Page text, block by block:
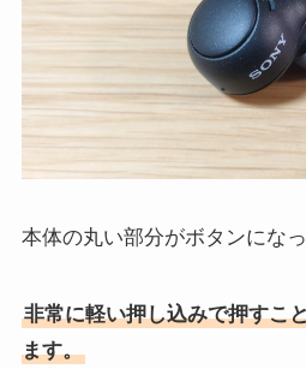
本体の丸い部分がボタンにな
非常に軽い押し込みで押すこ
ます。